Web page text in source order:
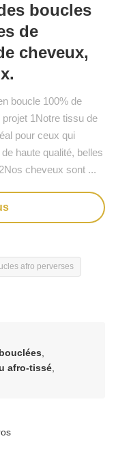
boucles
de
cheveux,
boucle 100% de
1Notre tissu de
pour ceux qui
haute qualité, belles
cheveux sont ...
afro perverses
afro-tissé